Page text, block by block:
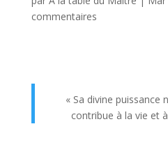
commentaires
« Sa divine puissance
contribue à la vie et